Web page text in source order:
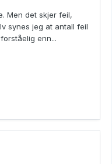
Men det skjer feil,
synes jeg at antall feil
enn...